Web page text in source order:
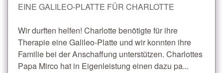
EINE GALILEO-PLATTE FÜR CHARLOTTE
Wir durften helfen! Charlotte benötigte für ihre
Therapie eine Galileo-Platte und wir konnten ihre
Familie bei der Anschaffung unterstützen. Charlottes
Papa Mirco hat in Eigenleistung einen dazu pa...